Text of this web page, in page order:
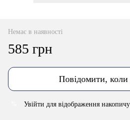
Немає в наявності
585 грн
Повідомити, коли
Увійти для відображення